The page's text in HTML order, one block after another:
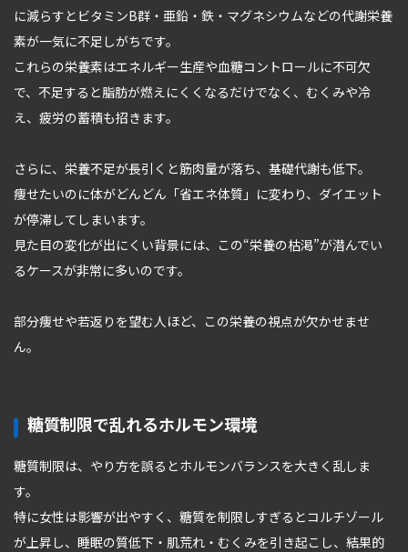
に減らすとビタミンB群・亜鉛・鉄・マグネシウムなどの代謝栄養
素が一気に不足しがちです。
これらの栄養素はエネルギー生産や血糖コントロールに不可欠
で、不足すると脂肪が燃えにくくなるだけでなく、むくみや冷
え、疲労の蓄積も招きます。
さらに、栄養不足が長引くと筋肉量が落ち、基礎代謝も低下。
痩せたいのに体がどんどん「省エネ体質」に変わり、ダイエット
が停滞してしまいます。
見た目の変化が出にくい背景には、この“栄養の枯渇”が潜んでい
るケースが非常に多いのです。
部分痩せや若返りを望む人ほど、この栄養の視点が欠かせませ
ん。
糖質制限で乱れるホルモン環境
糖質制限は、やり方を誤るとホルモンバランスを大きく乱しま
す。
特に女性は影響が出やすく、糖質を制限しすぎるとコルチゾール
が上昇し、睡眠の質低下・肌荒れ・むくみを引き起こし、結果的